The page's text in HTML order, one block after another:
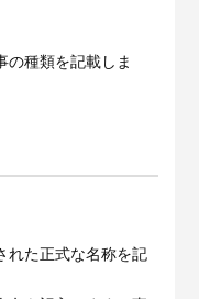
の種類を記載しま
れた正式な名称を記